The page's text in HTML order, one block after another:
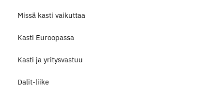
Missä kasti vaikuttaa
Kasti Euroopassa
Kasti ja yritysvastuu
Dalit-liike